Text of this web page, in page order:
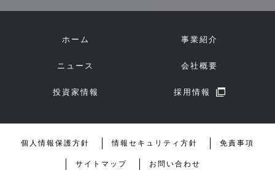
ホーム 事業紹介
ニュース 会社概要
投資家情報 採用情報
個人情報保護方針 情報セキュリティ方針 免責事項
サイトマップ お問い合わせ